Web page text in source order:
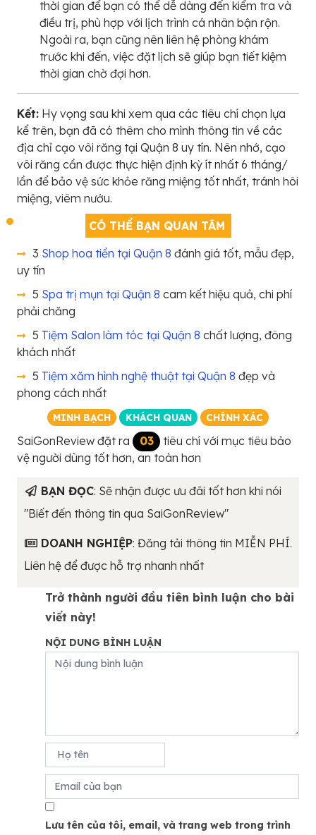
thời gian để bạn có thể dễ dàng đến kiểm tra và
điều trị, phù hợp với lịch trình cá nhân bận rộn.
Ngoài ra, bạn cũng nên liên hệ phòng khám
trước khi đến, việc đặt lịch sẽ giúp bạn tiết kiệm
thời gian chờ đợi hơn.
Kết: Hy vọng sau khi xem qua các tiêu chí chọn lựa
kể trên, bạn đã có thêm cho mình thông tin về các
địa chỉ cạo vôi răng tại Quận 8 uy tín. Nên nhớ, cạo
vôi răng cần được thực hiện định kỳ ít nhất 6 tháng/
lần để bảo vệ sức khỏe răng miệng tốt nhất, tránh hôi
miệng, viêm nướu.
CÓ THỂ BẠN QUAN TÂM
3 Shop hoa tiền tại Quận 8 đánh giá tốt, mẫu đẹp,
uy tín
5 Spa trị mụn tại Quận 8 cam kết hiệu quả, chi phí
phải chăng
5 Tiệm Salon làm tóc tại Quận 8 chất lượng, đông
khách nhất
5 Tiệm xăm hình nghệ thuật tại Quận 8 đẹp và
phong cách nhất
MINH BẠCH KHÁCH QUAN CHÍNH XÁC
SaiGonReview đặt ra 03
tiêu chí với mục tiêu bảo
vệ người dùng tốt hơn, an toàn hơn
BẠN ĐỌC: Sẽ nhận được ưu đãi tốt hơn khi nói
"Biết đến thông tin qua SaiGonReview"
DOANH NGHIỆP: Đăng tải thông tin MIỄN PHÍ.
Liên hệ để được hỗ trợ nhanh nhất
Trở thành người đầu tiên bình luận cho bài
viết này!
NỘI DUNG BÌNH LUẬN
Lưu tên của tôi, email, và trang web trong trình